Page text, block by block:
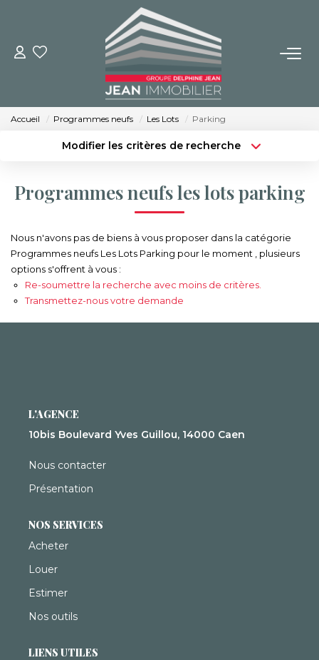
NOS BIENS
Achat
Immobilier Neuf
BUREAUX ET COMMERCES
IMMOBILIER NEUF
NOS SERVICES
Syndic De Copropriété
Qui Sommes-Nous ?
Accueil Programmes neufs Les Lots Parking
Modifier les critères de recherche
Sélectionnez...
Type de bien
Budget max Plus de critères
Créer une alerte
Programmes neufs les lots parking
Nous n'avons pas de biens à vous proposer dans la catégorie
Programmes neufs Les Lots Parking pour le moment , plusieurs
options s'offrent à vous :
Re-soumettre la recherche avec moins de critères.
Transmettez-nous votre demande
L'AGENCE
10bis Boulevard Yves Guillou, 14000 Caen
Nous contacter
Présentation
NOS SERVICES
Acheter
Louer
Estimer
Nos outils
LIENS UTILES